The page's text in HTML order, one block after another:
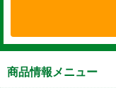
商品情報メニュー